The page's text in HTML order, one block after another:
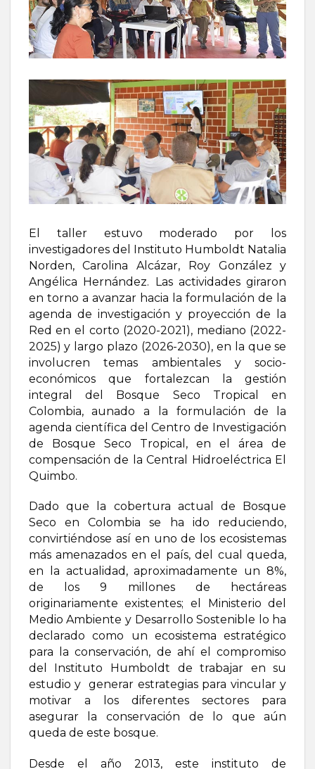
El taller estuvo moderado por los
investigadores del Instituto Humboldt Natalia
Norden, Carolina Alcázar, Roy González y
Angélica Hernández. Las actividades giraron
en torno a avanzar hacia la formulación de la
agenda de investigación y proyección de la
Red en el corto (2020-2021), mediano (2022-
2025) y largo plazo (2026-2030), en la que se
involucren temas ambientales y socio-
económicos que fortalezcan la gestión
integral del Bosque Seco Tropical en
Colombia, aunado a la formulación de la
agenda científica del Centro de Investigación
de Bosque Seco Tropical, en el área de
compensación de la Central Hidroeléctrica El
Quimbo.
Dado que la cobertura actual de Bosque
Seco en Colombia se ha ido reduciendo,
convirtiéndose así en uno de los ecosistemas
más amenazados en el país, del cual queda,
en la actualidad, aproximadamente un 8%,
de los 9 millones de hectáreas
originariamente existentes; el Ministerio del
Medio Ambiente y Desarrollo Sostenible lo ha
declarado como un ecosistema estratégico
para la conservación, de ahí el compromiso
del Instituto Humboldt de trabajar en su
estudio y generar estrategias para vincular y
motivar a los diferentes sectores para
asegurar la conservación de lo que aún
queda de este bosque.
Desde el año 2013, este instituto de